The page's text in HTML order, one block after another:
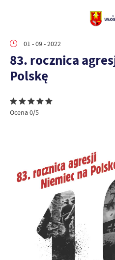
01 - 09 - 2022
83. rocznica
Polskę
Ocena 0/5